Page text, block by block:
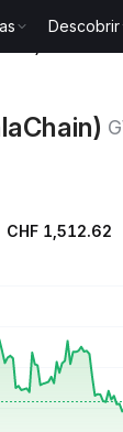
Descobrir
CHF 1,512.62